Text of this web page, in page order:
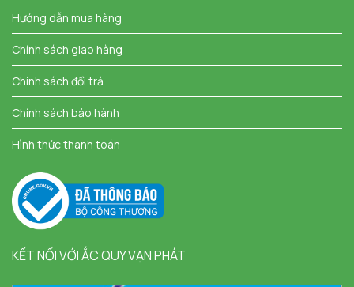
Hướng dẫn mua hàng
Chính sách giao hàng
Chính sách đổi trả
Chính sách bảo hành
Hình thức thanh toán
KẾT NỐI VỚI ẮC QUY VẠN PHÁT